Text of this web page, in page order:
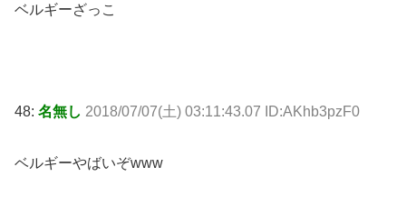
ベルギーざっこ
48: 名無し 2018/07/07(土) 03:11:43.07 ID:AKhb3pzF0
ベルギーやばいぞwww